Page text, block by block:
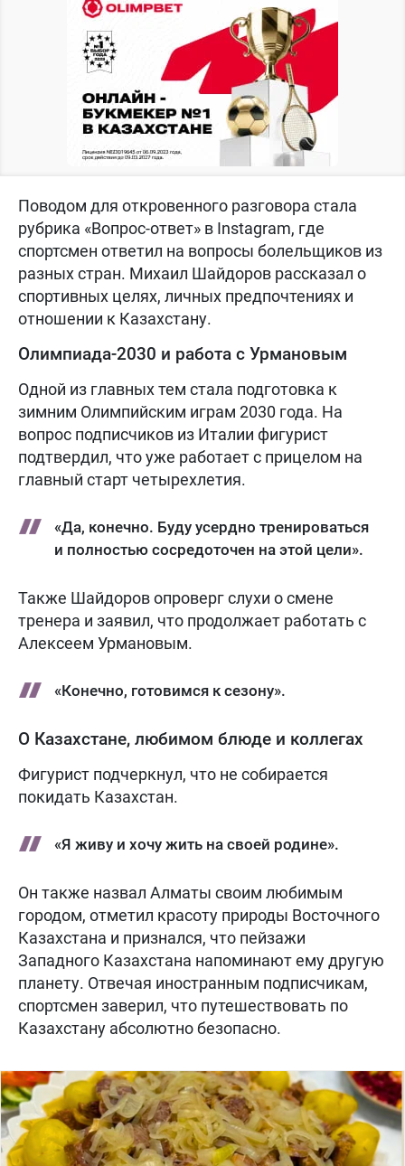
Поводом для откровенного разговора стала
рубрика «Вопрос-ответ» в Instagram, где
спортсмен ответил на вопросы болельщиков из
разных стран. Михаил Шайдоров рассказал о
спортивных целях, личных предпочтениях и
отношении к Казахстану.
Олимпиада-2030 и работа с Урмановым
Одной из главных тем стала подготовка к
зимним Олимпийским играм 2030 года. На
вопрос подписчиков из Италии фигурист
подтвердил, что уже работает с прицелом на
главный старт четырехлетия.
«Да, конечно. Буду усердно тренироваться
и полностью сосредоточен на этой цели».
Также Шайдоров опроверг слухи о смене
тренера и заявил, что продолжает работать с
Алексеем Урмановым.
«Конечно, готовимся к сезону».
О Казахстане, любимом блюде и коллегах
Фигурист подчеркнул, что не собирается
покидать Казахстан.
«Я живу и хочу жить на своей родине».
Он также назвал Алматы своим любимым
городом, отметил красоту природы Восточного
Казахстана и признался, что пейзажи
Западного Казахстана напоминают ему другую
планету. Отвечая иностранным подписчикам,
спортсмен заверил, что путешествовать по
Казахстану абсолютно безопасно.